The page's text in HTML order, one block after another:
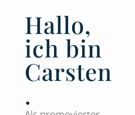
Hallo,
ich bin
Carsten
.